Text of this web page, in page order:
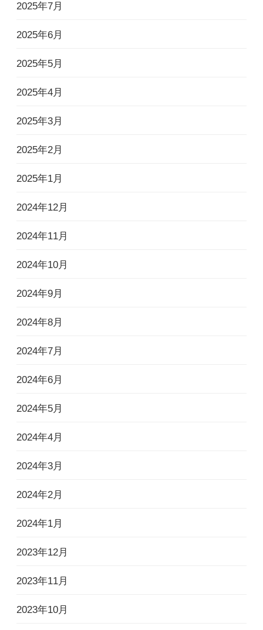
2025年7月
2025年6月
2025年5月
2025年4月
2025年3月
2025年2月
2025年1月
2024年12月
2024年11月
2024年10月
2024年9月
2024年8月
2024年7月
2024年6月
2024年5月
2024年4月
2024年3月
2024年2月
2024年1月
2023年12月
2023年11月
2023年10月